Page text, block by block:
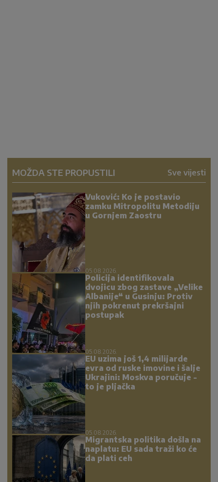
MOŽDA STE PROPUSTILI Sve vijesti
Vuković: Ko je postavio
zamku Mitropolitu Metodiju
u Gornjem Zaostru
05.08.2026.
Policija identifikovala
dvojicu zbog zastave „Velike
Albanije“ u Gusinju: Protiv
njih pokrenut prekršajni
postupak
05.08.2026.
EU uzima još 1,4 milijarde
evra od ruske imovine i šalje
Ukrajini: Moskva poručuje -
to je pljačka
05.08.2026.
Migrantska politika došla na
naplatu: EU sada traži ko će
da plati ceh